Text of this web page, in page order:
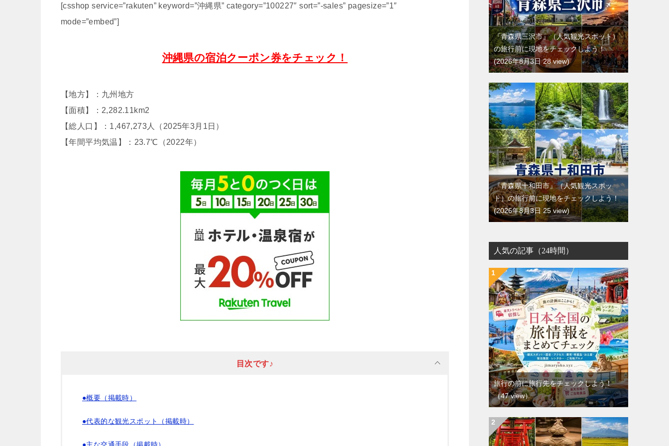
[csshop service=”rakuten” keyword=”沖縄県” category=”100227″ sort=”-sales” pagesize=”1″
mode=”embed”]
沖縄県の宿泊クーポン券をチェック！
【地方】：九州地方
【面積】：2,282.11km2
【総人口】：1,467,273人（2025年3月1日）
【年間平均気温】：23.7℃（2022年）
目次です♪
●概要（掲載時）
●代表的な観光スポット（掲載時）
●主な交通手段（掲載時）
『青森県三沢市』（人気観光スポット）
の旅行前に現地をチェックしよう！
2026年8月3日 28 view
『青森県十和田市』（人気観光スポッ
ト）の旅行前に現地をチェックしよう！
2026年8月3日 25 view
人気の記事（24時間）
旅行の前に旅行先をチェックしよう！
（47 view）